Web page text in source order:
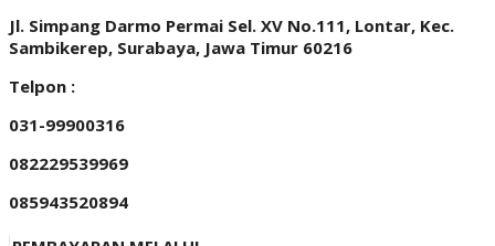
Jl. Simpang Darmo Permai Sel. XV No.111, Lontar, Kec.
Sambikerep, Surabaya, Jawa Timur 60216
Telpon :
031-99900316
082229539969
085943520894